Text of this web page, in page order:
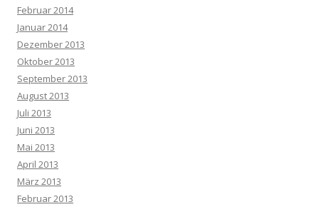
Februar 2014
Januar 2014
Dezember 2013
Oktober 2013
September 2013
August 2013
Juli 2013
Juni 2013
Mai 2013
April 2013
März 2013
Februar 2013